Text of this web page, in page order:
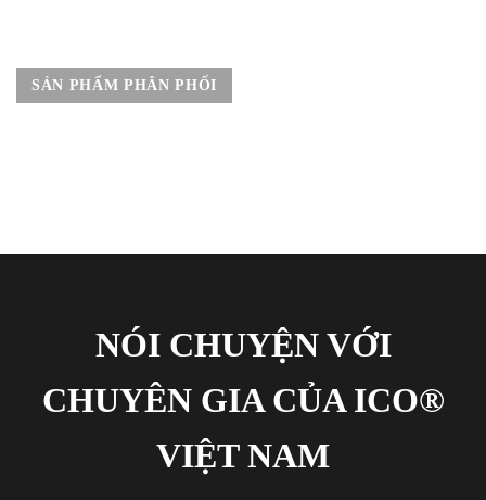
SẢN PHẨM PHÂN PHỐI
NÓI CHUYỆN VỚI
CHUYÊN GIA CỦA ICO®
VIỆT NAM